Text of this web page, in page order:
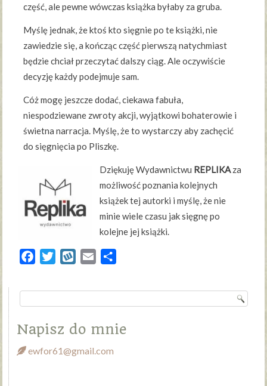
część, ale pewne wówczas książka byłaby za gruba.
Myślę jednak, że ktoś kto sięgnie po te książki, nie
zawiedzie się, a kończąc część pierwszą natychmiast
będzie chciał przeczytać dalszy ciąg. Ale oczywiście
decyzję każdy podejmuje sam.
Cóż mogę jeszcze dodać, ciekawa fabuła,
niespodziewane zwroty akcji, wyjątkowi bohaterowie i
świetna narracja. Myślę, że to wystarczy aby zachęcić
do sięgnięcia po Pliszkę.
Dziękuję Wydawnictwu REPLIKA za
możliwość poznania kolejnych
książek tej autorki i myślę, że nie
minie wiele czasu jak sięgnę po
kolejne jej książki.
FacebookTwitterWykopEmail
Napisz do mnie
ewfor61@gmail.com